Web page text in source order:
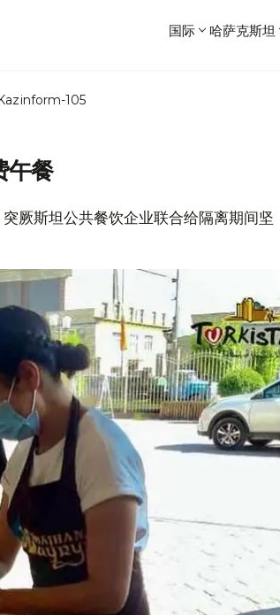
国际 哈萨克斯坦
105
午餐
厥斯坦公共餐饮企业联合给隔离期间坚